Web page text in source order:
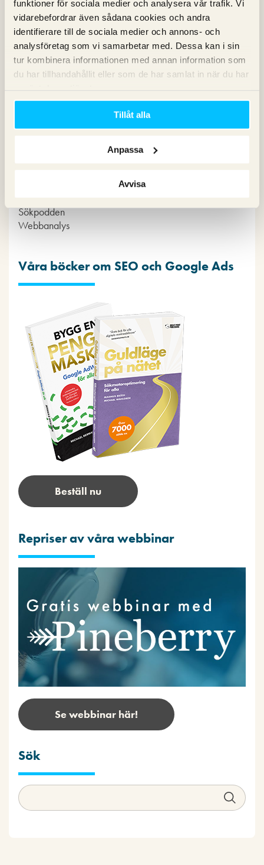
funktioner för sociala medier och analysera vår trafik. Vi
vidarebefordrar även sådana cookies och andra
identifierare till de sociala medier och annons- och
analysföretag som vi samarbetar med. Dessa kan i sin
tur kombinera informationen med annan information som
du har tillhandahållit eller som de har samlat in när du har
Tillåt alla
Anpassa
Avvisa
Kategorier
Konvertering
Nyheter om Pineberry
Sökpodden
Webbanalys
Våra böcker om SEO och Google Ads
Beställ nu
Repriser av våra webbinar
Se webbinar här!
Sök